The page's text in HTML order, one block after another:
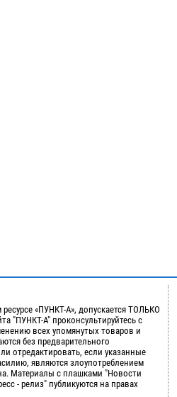
«ПУНКТ-А», допускается ТОЛЬКО
А" проконсультируйтесь с
всех упомянутых товаров и
без предварительного
отредактировать, если указанные
являются злоупотреблением
Материалы с плашками "Новости
- релиз" публикуются на правах